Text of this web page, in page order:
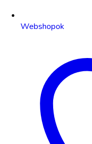
Webshopok